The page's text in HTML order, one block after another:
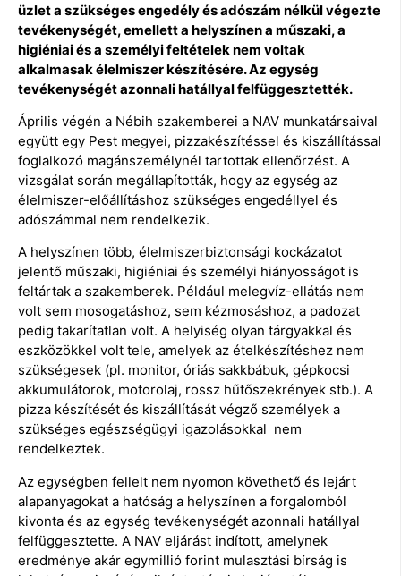
üzlet a szükséges engedély és adószám nélkül végezte
tevékenységét, emellett a helyszínen a műszaki, a
higiéniai és a személyi feltételek nem voltak
alkalmasak élelmiszer készítésére. Az egység
tevékenységét azonnali hatállyal felfüggesztették.
Április végén a Nébih szakemberei a NAV munkatársaival
együtt egy Pest megyei, pizzakészítéssel és kiszállítással
foglalkozó magánszemélynél tartottak ellenőrzést. A
vizsgálat során megállapították, hogy az egység az
élelmiszer-előállításhoz szükséges engedéllyel és
adószámmal nem rendelkezik.
A helyszínen több, élelmiszerbiztonsági kockázatot
jelentő műszaki, higiéniai és személyi hiányosságot is
feltártak a szakemberek. Például melegvíz-ellátás nem
volt sem mosogatáshoz, sem kézmosáshoz, a padozat
pedig takarítatlan volt. A helyiség olyan tárgyakkal és
eszközökkel volt tele, amelyek az ételkészítéshez nem
szükségesek (pl. monitor, óriás sakkbábuk, gépkocsi
akkumulátorok, motorolaj, rossz hűtőszekrények stb.). A
pizza készítését és kiszállítását végző személyek a
szükséges egészségügyi igazolásokkal nem
rendelkeztek.
Az egységben fellelt nem nyomon követhető és lejárt
alapanyagokat a hatóság a helyszínen a forgalomból
kivonta és az egység tevékenységét azonnali hatállyal
felfüggesztette. A NAV eljárást indított, amelynek
eredménye akár egymillió forint mulasztási bírság is